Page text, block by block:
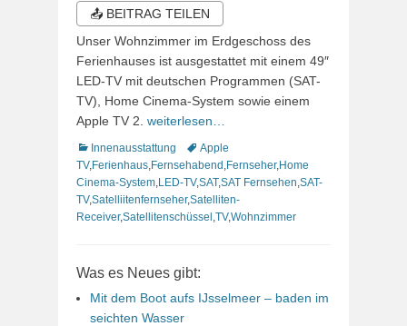
📤 BEITRAG TEILEN
Unser Wohnzimmer im Erdgeschoss des
Ferienhauses ist ausgestattet mit einem 49″
LED-TV mit deutschen Programmen (SAT-
TV), Home Cinema-System sowie einem
Apple TV 2. weiterlesen…
Kategorien
Innenausstattung Schlagworte
Apple
TV, Ferienhaus Fernsehabend Fernseher, Home
Cinema-System LED-TV,SAT,SAT Fernsehen SAT-
TV,Satelliitenfernseher,Satelliten-
Receiver,Satellitenschüssel TV,Wohnzimmer
Was es Neues gibt:
Mit dem Boot aufs IJsselmeer – baden im
seichten Wasser